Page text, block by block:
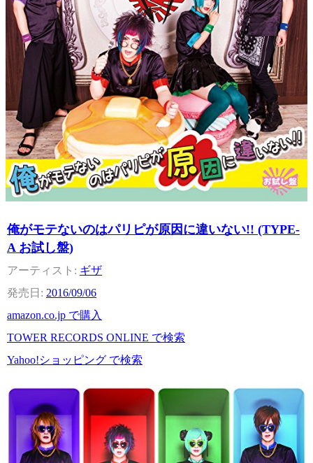
俺がモテないのはパリピが原因に違いない!! (TYPE-
A お試し盤)
ギザ
2016/09/06
amazon.co.jp で購入
TOWER RECORDS ONLINE で検索
Yahoo!ショッピング で検索